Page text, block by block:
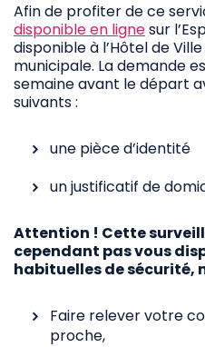
Afin de profiter de ce
disponible en lignesur
disponible à l’Hôtel de
municipale. La demande
semaine avant le départ
suivants :
une pièce d’identité
un justificatif de
Attention ! Cette
cependant pas vous
habituelles de sécurité,
Faire relever votre
proche,